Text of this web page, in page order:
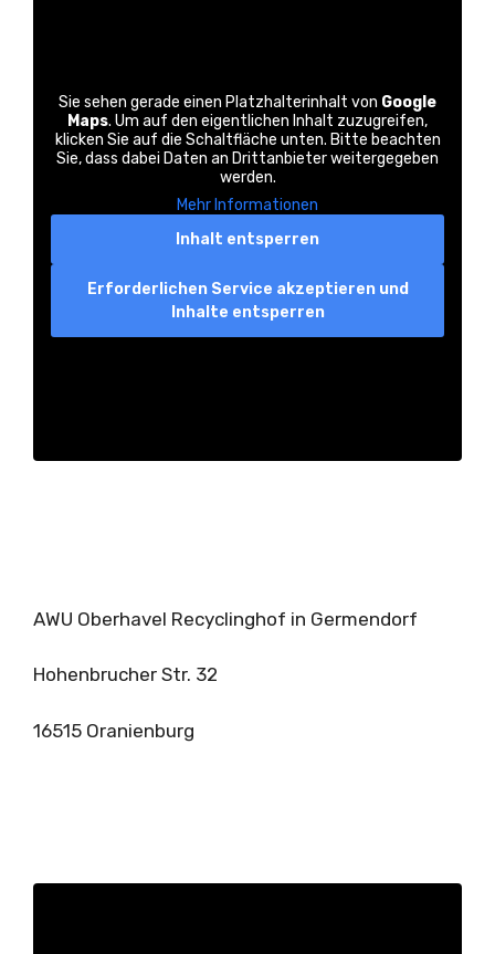
Sie sehen gerade einen Platzhalterinhalt von Google
Maps. Um auf den eigentlichen Inhalt zuzugreifen,
klicken Sie auf die Schaltfläche unten. Bitte beachten
Sie, dass dabei Daten an Drittanbieter weitergegeben
werden.
Mehr Informationen
Inhalt entsperren
Erforderlichen Service akzeptieren und
Inhalte entsperren
AWU Oberhavel Recyclinghof in Germendorf
Hohenbrucher Str. 32
16515 Oranienburg